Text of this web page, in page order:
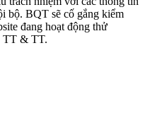
bộ. BQT sẽ cố gắng kiểm
đang hoạt động thử
TT & TT.